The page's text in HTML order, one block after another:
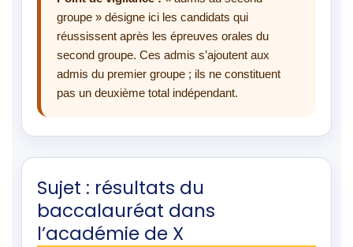
groupe » désigne ici les candidats qui
réussissent après les épreuves orales du
second groupe. Ces admis s’ajoutent aux
admis du premier groupe ; ils ne constituent
pas un deuxième total indépendant.
Sujet : résultats du
baccalauréat dans
l’académie de X